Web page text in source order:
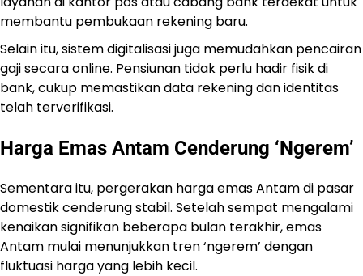
membantu pembukaan rekening baru.
Selain itu, sistem digitalisasi juga memudahkan pencairan
gaji secara online. Pensiunan tidak perlu hadir fisik di
bank, cukup memastikan data rekening dan identitas
telah terverifikasi.
Harga Emas Antam Cenderung ‘Ngerem’
Sementara itu, pergerakan harga emas Antam di pasar
domestik cenderung stabil. Setelah sempat mengalami
kenaikan signifikan beberapa bulan terakhir, emas
Antam mulai menunjukkan tren ‘ngerem’ dengan
fluktuasi harga yang lebih kecil.